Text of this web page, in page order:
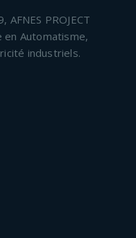
PROJECT
Automatisme,
industriels.